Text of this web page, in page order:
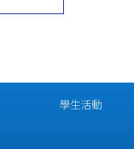
學生活動